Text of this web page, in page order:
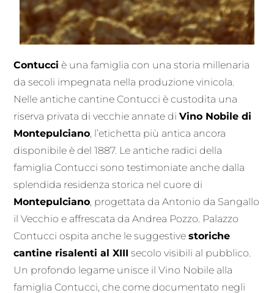
Contucci è una famiglia con una storia millenaria
da secoli impegnata nella produzione vinicola.
Nelle antiche cantine Contucci è custodita una
riserva privata di vecchie annate diVino Nobile di
Montepulciano, l’etichetta più antica ancora
disponibile è del 1887. Le antiche radici della
famiglia Contucci sono testimoniate anche dalla
splendida residenza storica nel cuore di
Montepulciano, progettata da Antonio da Sangallo
il Vecchio e affrescata da Andrea Pozzo. Palazzo
Contucci ospita anche le suggestivestoriche
cantine risalenti al XIII secolo visibili al pubblico.
Un profondo legame unisce il Vino Nobile alla
famiglia Contucci, che come documentato negli